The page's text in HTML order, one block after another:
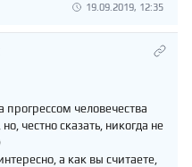
19.09.2019, 12:35
прогрессом человечества
честно сказать, никогда не
а как вы считаете,